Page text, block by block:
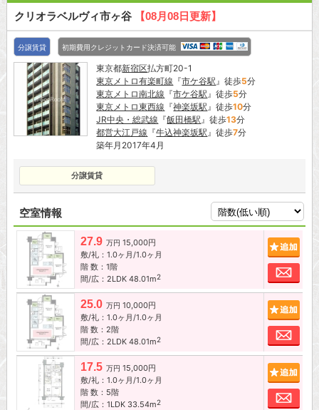
クリオラベルヴィ市ヶ谷 【08月08日更新】
分譲賃貸 初期費用クレジットカード決済可能
東京都新宿区払方町20-1
東京メトロ有楽町線 『市ケ谷駅 』徒歩5分
東京メトロ南北線 『市ケ谷駅 』徒歩5分
東京メトロ東西線 『神楽坂駅 』徒歩10分
JR中央・総武線 『飯田橋駅 』徒歩13分
都営大江戸線 『牛込神楽坂駅 』徒歩7分
築年月2017年4月
分譲賃貸
空室情報
27.9 万円 15,000円
敷/礼：1.0ヶ月/1.0ヶ月
階 数：1階
間/広：2LDK 48.01m2
お
25.0 万円 10,000円
敷/礼：1.0ヶ月/1.0ヶ月
階 数：2階
間/広：2LDK 48.01m2
お
17.5 万円 15,000円
敷/礼：1.0ヶ月/1.0ヶ月
階 数：5階
間/広：1LDK 33.54m2
お